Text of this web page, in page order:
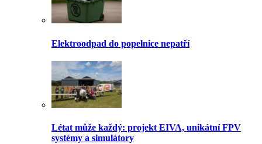
Elektroodpad do popelnice nepatří
Létat může každý: projekt EIVA, unikátní FPV
systémy a simulátory